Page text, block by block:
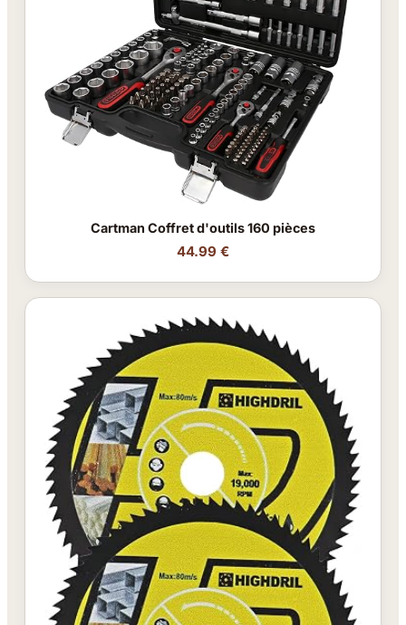
Cartman Coffret d'outils 160 pièces
44.99 €